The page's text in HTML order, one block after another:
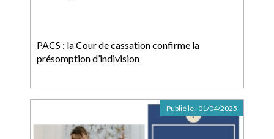
PACS : la Cour de cassation confirme la
présomption d’indivision
Publié le : 01/04/2025